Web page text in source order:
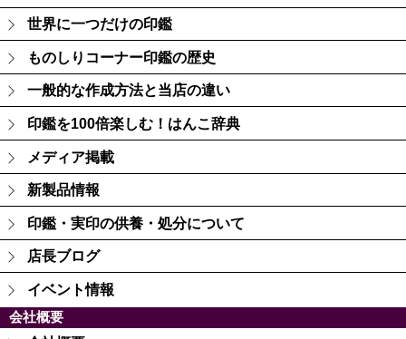
世界に一つだけの印鑑
ものしりコーナー印鑑の歴史
一般的な作成方法と当店の違い
印鑑を100倍楽しむ！はんこ辞典
メディア掲載
新製品情報
印鑑・実印の供養・処分について
店長ブログ
イベント情報
会社概要